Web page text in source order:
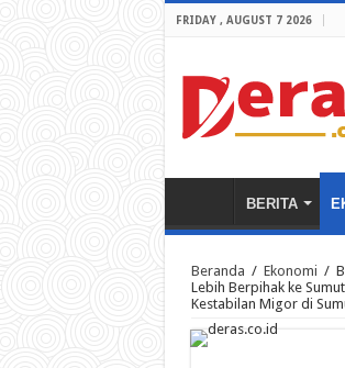
FRIDAY , AUGUST 7 2026
BERITA
Beranda / Ekonomi /
Lebih Berpihak ke
Kestabilan Migor di